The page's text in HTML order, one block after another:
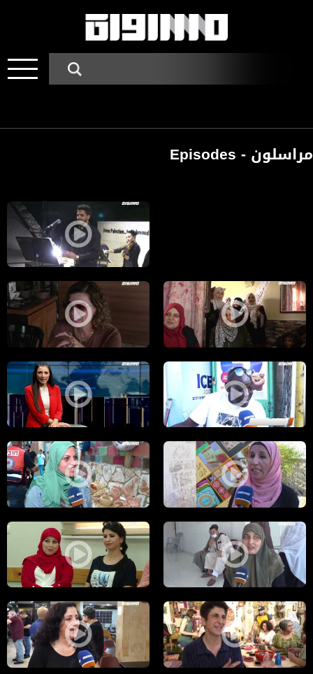
مراسلون - Episodes
مراسلون مساواة : كرة السلة
مراسلون مساواة : "التوجيهي" قصص نجاح وأشرف كنعان .. مدرب لأضخم
مراسلون مساواة: مطعم في
مراسلون مساواة : بيت الموسيقى في مسرحية غنائية وعمل تطوعي
مراسلون مساواة : الطائفة
مراسلون مساواة : جاليري طله في موقع اثري عمره ١٠٠ عاممراسلون مساواة : الفروسية في
مراسلون مساواة : مجد الكروم تحقق إنجازا وصدى السباط السادس يلهب
مراسلون مساواة : مشاريع تخرج
مراسلون مساواة: وينك يما بالحارة وصالون هيلين .. مشاريع ترفيهية
مراسلون مساواة: حلا الريفي